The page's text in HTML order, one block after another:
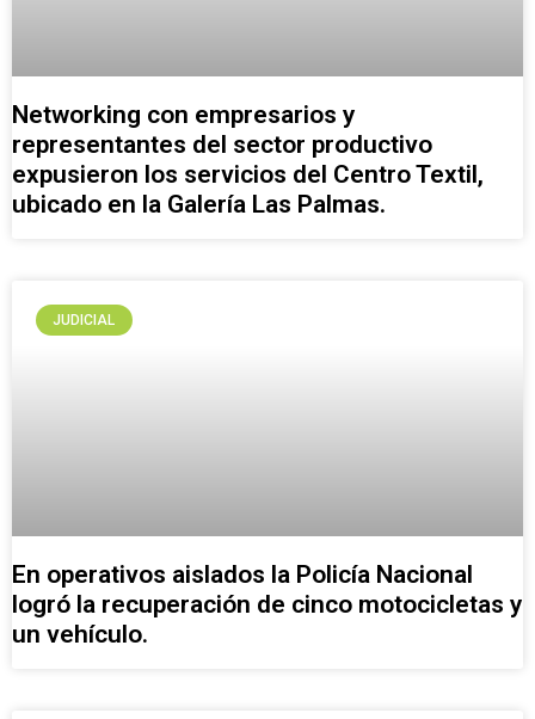
Networking con empresarios y
representantes del sector productivo
expusieron los servicios del Centro Textil,
ubicado en la Galería Las Palmas.
JUDICIAL
En operativos aislados la Policía Nacional
logró la recuperación de cinco motocicletas y
un vehículo.